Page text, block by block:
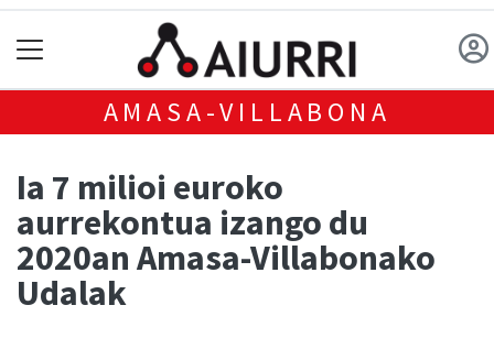
AMASA-VILLABONA
Ia 7 milioi euroko
aurrekontua izango du
2020an Amasa-Villabonako
Udalak